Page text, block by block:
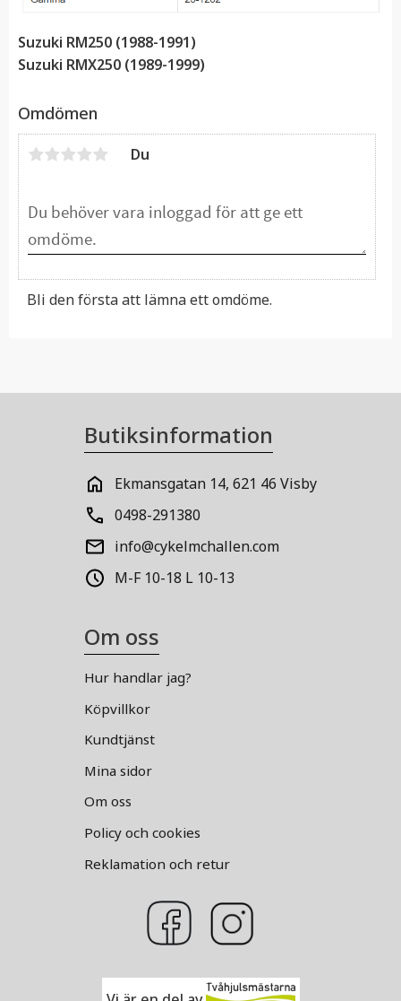
Suzuki RM250 (1988-1991)
Suzuki RMX250 (1989-1999)
Omdömen
Du
Bli den första att lämna ett omdöme.
Butiksinformation
Ekmansgatan 14, 621 46 Visby
0498-291380
info@cykelmchallen.com
M-F 10-18 L 10-13
Om oss
Hur handlar jag?
Köpvillkor
Kundtjänst
Mina sidor
Om oss
Policy och cookies
Reklamation och retur